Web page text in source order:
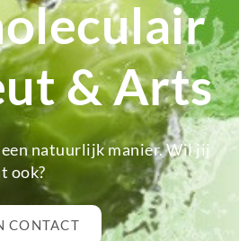
& Arts
natuurlijk manier. Wil jij
ook?
CONTACT